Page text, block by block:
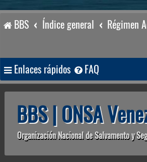
BBS Índice general Régimen
Enlaces rápidos FAQ
BBS | ONSA
Organización Nacional de Salvamento y